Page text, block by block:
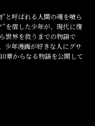
”と呼ばれる人間の魂を喰ら
を宿した少年が、現代に復
世界を救うまでの物語で
少年漫画が好きな人にグサ
章からなる物語を公開して